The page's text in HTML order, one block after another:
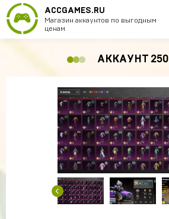
ACCGAMES.RU
Магазин аккаунтов по выгодным
ценам
АККАУНТ 250